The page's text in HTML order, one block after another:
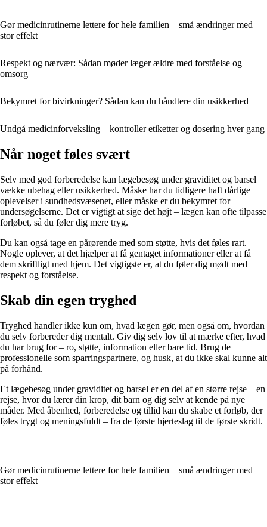
Gør medicinrutinerne lettere for hele familien – små ændringer med
stor effekt
Respekt og nærvær: Sådan møder læger ældre med forståelse og
omsorg
Bekymret for bivirkninger? Sådan kan du håndtere din usikkerhed
Undgå medicinforveksling – kontroller etiketter og dosering hver gang
Når noget føles svært
Selv med god forberedelse kan lægebesøg under graviditet og barsel
vække ubehag eller usikkerhed. Måske har du tidligere haft dårlige
oplevelser i sundhedsvæsenet, eller måske er du bekymret for
undersøgelserne. Det er vigtigt at sige det højt – lægen kan ofte tilpasse
forløbet, så du føler dig mere tryg.
Du kan også tage en pårørende med som støtte, hvis det føles rart.
Nogle oplever, at det hjælper at få gentaget informationer eller at få
dem skriftligt med hjem. Det vigtigste er, at du føler dig mødt med
respekt og forståelse.
Skab din egen tryghed
Tryghed handler ikke kun om, hvad lægen gør, men også om, hvordan
du selv forbereder dig mentalt. Giv dig selv lov til at mærke efter, hvad
du har brug for – ro, støtte, information eller bare tid. Brug de
professionelle som sparringspartnere, og husk, at du ikke skal kunne alt
på forhånd.
Et lægebesøg under graviditet og barsel er en del af en større rejse – en
rejse, hvor du lærer din krop, dit barn og dig selv at kende på nye
måder. Med åbenhed, forberedelse og tillid kan du skabe et forløb, der
føles trygt og meningsfuldt – fra de første hjerteslag til de første skridt.
Gør medicinrutinerne lettere for hele familien – små ændringer med
stor effekt